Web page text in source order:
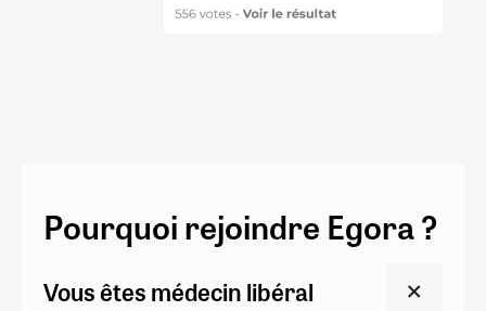
Pourquoi rejoindre Egora ?
Vous êtes médecin libéral